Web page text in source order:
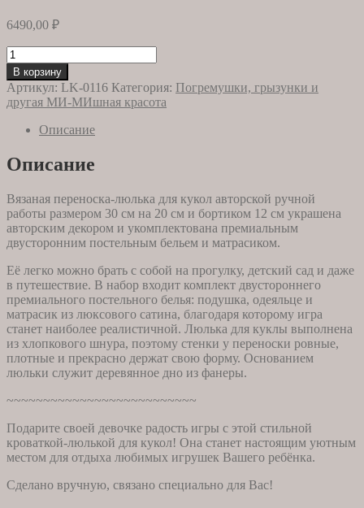
6490,00 ₽
Количество
товара
Вязаная
люлька-
переноска
LK-
0116
В корзину
Артикул: LK-0116 Категория: Погремушки, грызунки и
другая МИ-МИшная красота
Описание
Описание
Вязаная переноска-люлька для кукол авторской ручной
работы размером 30 см на 20 см и бортиком 12 см украшена
авторским декором и укомплектована премиальным
двусторонним постельным бельем и матрасиком.
Её легко можно брать с собой на прогулку, детский сад и даже
в путешествие. В набор входит комплект двустороннего
премиального постельного белья: подушка, одеяльце и
матрасик из люксового сатина, благодаря которому игра
станет наиболее реалистичной. Люлька для куклы выполнена
из хлопкового шнура, поэтому стенки у переноски ровные,
плотные и прекрасно держат свою форму. Основанием
люльки служит деревянное дно из фанеры.
~~~~~~~~~~~~~~~~~~~~~~~~~~
Подарите своей девочке радость игры с этой стильной
кроваткой-люлькой для кукол! Она станет настоящим уютным
местом для отдыха любимых игрушек Вашего ребёнка.
Сделано вручную, связано специально для Вас!